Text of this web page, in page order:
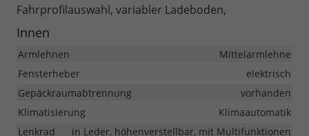
Fahrprofilauswahl, variabler Ladeboden,
Innen
Armlehnen
Mittelarmlehne
Fensterheber
elektrisch
Gepäckraumabtrennung
vorhanden
Klimatisierung
Klimaautomatik
Lenkrad
in Leder, höhenverstellbar, mit Multifunktionen